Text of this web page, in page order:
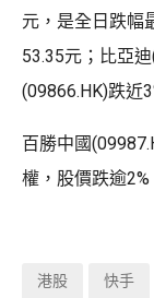
元，是全日跌幅
53.35元；比亞
(09866.HK)跌近
百勝中國
權，股價跌逾2%
港股 快手